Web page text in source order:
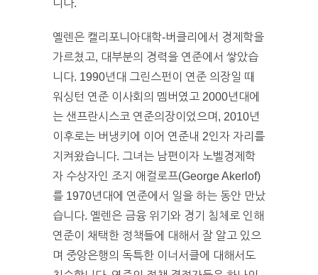
니다.
옐렌은 캘리포니아대학-버클리에서 경제학을
가르쳤고, 대부분의 경력을 연준에서 쌓았습
니다. 1990년대 그린스펀이 연준 의장일 때
워싱턴 연준 이사회의 멤버였고 2000년대에
는 샌프란시스코 연준의장이었으며, 2010년
이후로는 버냉키에 이어 연준내 2인자 자리를
지켜왔습니다. 그녀는 남편이자 노벨경제학
자 수상자인 조지 애컬로프(George Akerlof)
를 1970년대에 연준에서 일을 하는 동안 만났
습니다. 옐렌은 금융 위기와 경기 침체로 인해
연준이 채택한 정책들에 대해서 잘 알고 있으
며 중앙은행의 독특한 이너서클에 대해서도